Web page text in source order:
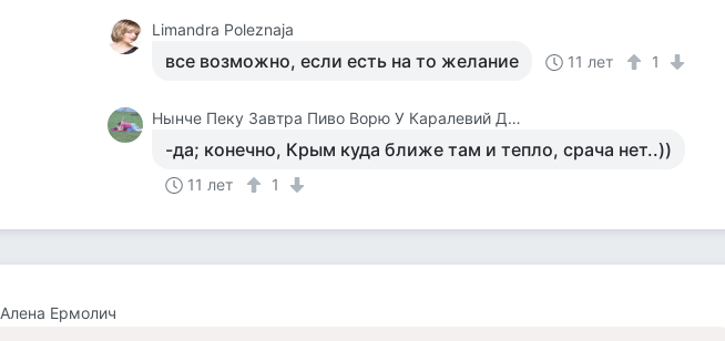
Limandra Poleznaja
все возможно, если есть на то желание 11 лет 1
Нынче Пеку Завтра Пиво Ворю У Каралевий Дитя Отберу.
-да; конечно, Крым куда ближе там и тепло, срача нет..))
11 лет 1
Алена Ермолич